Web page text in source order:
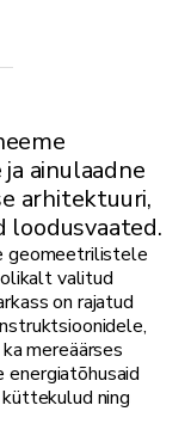
ainulaadne
arhitektuuri,
loodusvaated.
geomeetrilistele
valitud
on rajatud
mereäärses
energiatõhusaid
ning